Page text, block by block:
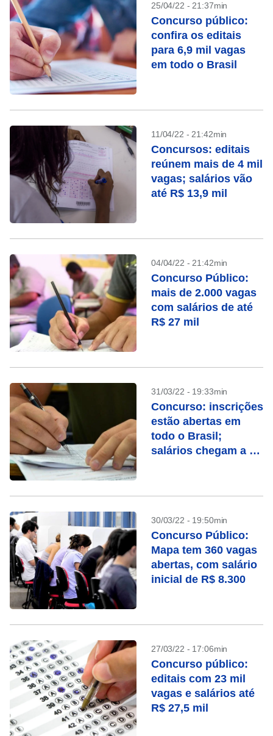
25/04/22 - 21:37min
Concurso público:
confira os editais
para 6,9 mil vagas
em todo o Brasil
11/04/22 - 21:42min
Concursos: editais
reúnem mais de 4 mil
vagas; salários vão
até R$ 13,9 mil
04/04/22 - 21:42min
Concurso Público:
mais de 2.000 vagas
com salários de até
R$ 27 mil
31/03/22 - 19:33min
Concurso: inscrições
estão abertas em
todo o Brasil;
salários chegam a R$
30/03/22 - 19:50min
Concurso Público:
Mapa tem 360 vagas
abertas, com salário
inicial de R$ 8.300
27/03/22 - 17:06min
Concurso público:
editais com 23 mil
vagas e salários até
R$ 27,5 mil